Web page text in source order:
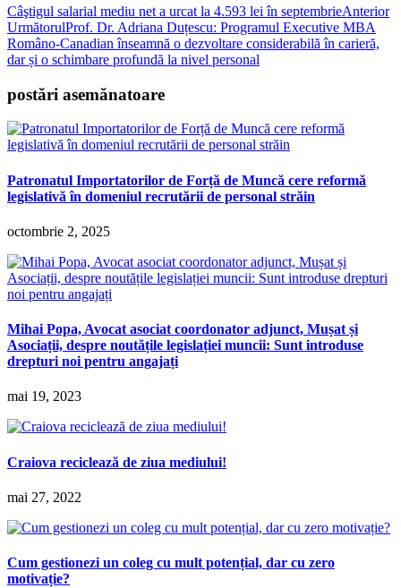
Câştigul salarial mediu net a urcat la 4.593 lei în septembrieAnterior
UrmătorulProf. Dr. Adriana Duțescu: Programul Executive MBA
Româno-Canadian înseamnă o dezvoltare considerabilă în carieră,
dar și o schimbare profundă la nivel personal
postări asemănatoare
Patronatul Importatorilor de Forță de Muncă cere reformă
legislativă în domeniul recrutării de personal străin
octombrie 2, 2025
Mihai Popa, Avocat asociat coordonator adjunct, Mușat și
Asociații, despre noutățile legislației muncii: Sunt introduse
drepturi noi pentru angajați
mai 19, 2023
Craiova reciclează de ziua mediului!
mai 27, 2022
Cum gestionezi un coleg cu mult potențial, dar cu zero
motivație?